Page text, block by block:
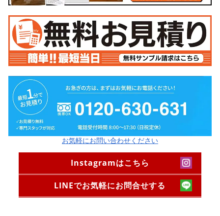
お気軽にお問い合わせください
Instagramはこちら
LINEでお気軽にお問合せする